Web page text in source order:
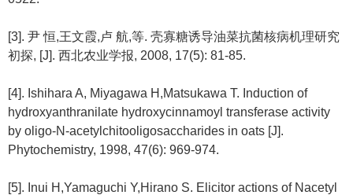
[3]. 尹 恒,王文霞,卢 航,等. 壳寡糖诱导油菜抗菌核病机理研究
初探, [J]. 西北农业学报, 2008, 17(5): 81-85.
[4]. Ishihara A, Miyagawa H,Matsukawa T. Induction of
hydroxyanthranilate hydroxycinnamoyl transferase activity
by oligo-N-acetylchitooligosaccharides in oats [J].
Phytochemistry, 1998, 47(6): 969-974.
[5]. Inui H,Yamaguchi Y,Hirano S. Elicitor actions of Nacetyl